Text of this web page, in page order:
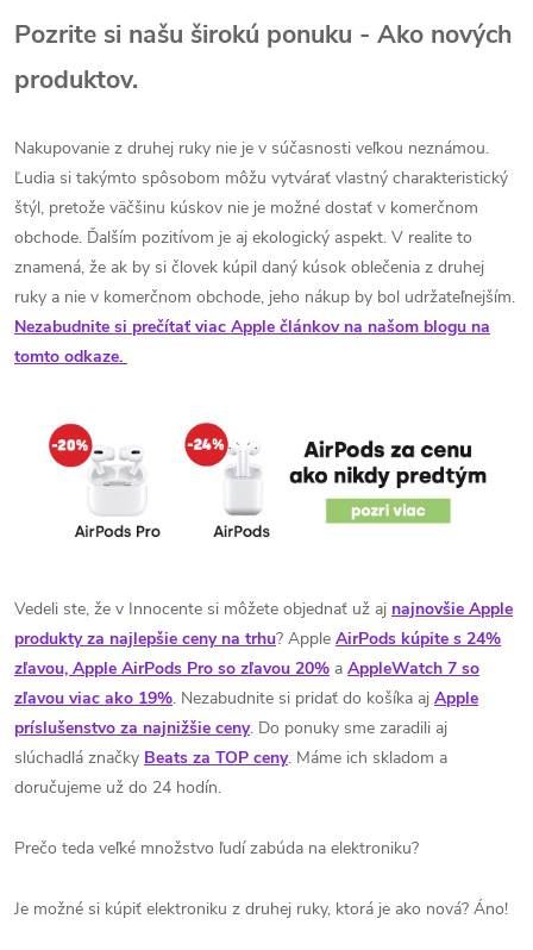
Pozrite si našu širokú ponuku - Ako nových
produktov.
Nakupovanie z druhej ruky nie je v súčasnosti veľkou neznámou.
Ľudia si takýmto spôsobom môžu vytvárať vlastný charakteristický
štýl, pretože väčšinu kúskov nie je možné dostať v komerčnom
obchode. Ďalším pozitívom je aj ekologický aspekt. V realite to
znamená, že ak by si človek kúpil daný kúsok oblečenia z druhej
ruky a nie v komerčnom obchode, jeho nákup by bol udržateľnejším.
Nezabudnite si prečítať viac Apple článkov na našom blogu na
tomto odkaze.
Vedeli ste, že v Innocente si môžete objednať už aj najnovšie Apple
produkty za najlepšie ceny na trhu? Apple AirPods kúpite s 24%
zľavou, Apple AirPods Pro so zľavou 20% a AppleWatch 7 so
zľavou viac ako 19%. Nezabudnite si pridať do košíka aj Apple
príslušenstvo za najnižšie ceny. Do ponuky sme zaradili aj
slúchadlá značky Beats za TOP ceny. Máme ich skladom a
doručujeme už do 24 hodín.
Prečo teda veľké množstvo ľudí zabúda na elektroniku?
Je možné si kúpiť elektroniku z druhej ruky, ktorá je ako nová? Áno!